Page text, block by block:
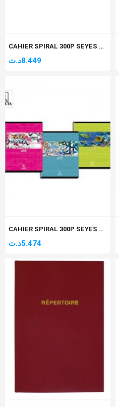
CAHIER SPIRAL 300P SEYES GM A4 SELECTA 60Gr
8.449د.ت
CAHIER SPIRAL 300P SEYES PM A5 SELECTA 60GR
5.474د.ت